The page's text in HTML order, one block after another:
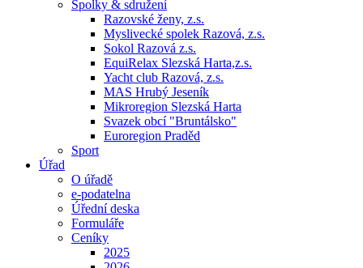
Spolky & sdružení
Razovské ženy, z.s.
Myslivecké spolek Razová, z.s.
Sokol Razová z.s.
EquiRelax Slezská Harta,z.s.
Yacht club Razová, z.s.
MAS Hrubý Jeseník
Mikroregion Slezská Harta
Svazek obcí "Bruntálsko"
Euroregion Praděd
Sport
Úřad
O úřadě
e-podatelna
Úřední deska
Formuláře
Ceníky
2025